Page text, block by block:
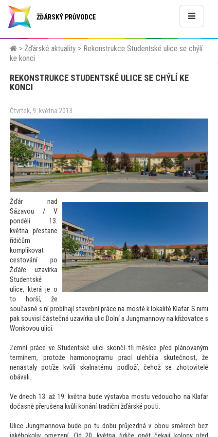
ŽĎÁRSKÝ PRŮVODCE
> Žďárské aktuality > Rekonstrukce Studentské ulice se chýlí
ke konci
REKONSTRUKCE STUDENTSKÉ ULICE SE CHÝLÍ KE
KONCI
Čtvrtek, 9. května 2013
Žďár nad
Sázavou / V
pondělí 13.
května přestane
řidičům
komplikovat
cestování po
Žďáře uzavírka
Studentské
ulice, která je o
to horší, že
současně s ní probíhají stavební práce na mostě k lokalitě Klafar. S nimi
pak souvisí částečná uzavírka ulic Dolní a Jungmannovy na křižovatce s
Wonkovou ulicí.
Zemní práce ve Studentské ulici skončí tři měsíce před plánovaným
termínem, protože harmonogramu prací ulehčila skutečnost, že
nenastaly potíže kvůli skalnatému podloží, čehož se zhotovitelé
obávali.
Ve dnech 13. až 19. května bude výstavba mostu vedoucího na Klafar
dočasně přerušena kvůli konání tradiční žďárské pouti.
Ulice Jungmannova bude po tu dobu průjezdná v obou směrech bez